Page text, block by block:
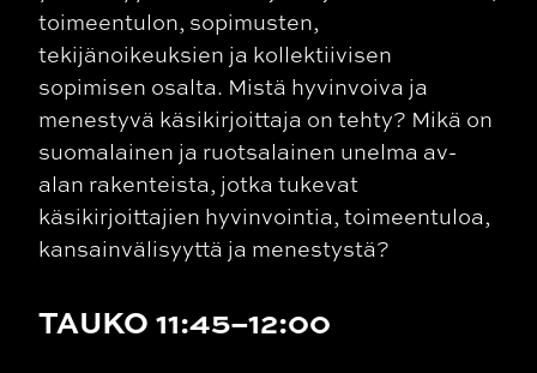
toimeentulon, sopimusten,
tekijänoikeuksien ja kollektiivisen
sopimisen osalta. Mistä hyvinvoiva ja
menestyvä käsikirjoittaja on tehty? Mikä on
suomalainen ja ruotsalainen unelma av-
alan rakenteista, jotka tukevat
käsikirjoittajien hyvinvointia, toimeentuloa,
kansainvälisyyttä ja menestystä?
TAUKO 11:45–12:00